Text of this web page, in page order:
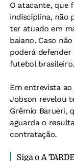
O atacante, que
indisciplina, não
ter atuado em
baiano. Caso
poderá defender
futebol brasileiro.
Em entrevista
Jobson revelou
Grêmio Barueri,
aguarda o
contratação.
Siga o A